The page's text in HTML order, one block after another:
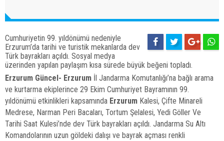
Cumhuriyetin 99. yıldönümü nedeniyle
Erzurum’da tarihi ve turistik mekanlarda dev
Türk bayrakları açıldı. Sosyal medya
üzerinden yapılan paylaşım kısa sürede büyük beğeni topladı.
Erzurum Güncel- Erzurum İl Jandarma Komutanlığı’na bağlı arama
ve kurtarma ekiplerince 29 Ekim Cumhuriyet Bayramının 99.
yıldönümü etkinlikleri kapsamında Erzurum Kalesi, Çifte Minareli
Medrese, Narman Peri Bacaları, Tortum Şelalesi, Yedi Göller Ve
Tarihi Saat Kulesi’nde dev Türk bayrakları açıldı. Jandarma Su Altı
Komandolarının uzun göldeki dalışı ve bayrak açması renkli